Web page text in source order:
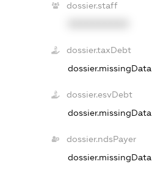
dossier.staff
dossier.taxDebt
dossier.missingData
dossier.esvDebt
dossier.missingData
dossier.ndsPayer
dossier.missingData